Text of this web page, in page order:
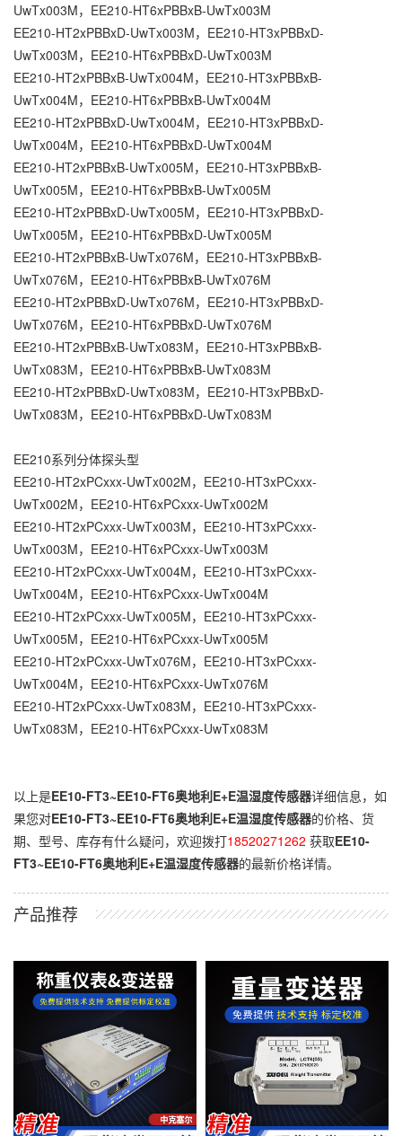
UwTx003M，EE210-HT6xPBBxB-UwTx003M
EE210-HT2xPBBxD-UwTx003M，EE210-HT3xPBBxD-
UwTx003M，EE210-HT6xPBBxD-UwTx003M
EE210-HT2xPBBxB-UwTx004M，EE210-HT3xPBBxB-
UwTx004M，EE210-HT6xPBBxB-UwTx004M
EE210-HT2xPBBxD-UwTx004M，EE210-HT3xPBBxD-
UwTx004M，EE210-HT6xPBBxD-UwTx004M
EE210-HT2xPBBxB-UwTx005M，EE210-HT3xPBBxB-
UwTx005M，EE210-HT6xPBBxB-UwTx005M
EE210-HT2xPBBxD-UwTx005M，EE210-HT3xPBBxD-
UwTx005M，EE210-HT6xPBBxD-UwTx005M
EE210-HT2xPBBxB-UwTx076M，EE210-HT3xPBBxB-
UwTx076M，EE210-HT6xPBBxB-UwTx076M
EE210-HT2xPBBxD-UwTx076M，EE210-HT3xPBBxD-
UwTx076M，EE210-HT6xPBBxD-UwTx076M
EE210-HT2xPBBxB-UwTx083M，EE210-HT3xPBBxB-
UwTx083M，EE210-HT6xPBBxB-UwTx083M
EE210-HT2xPBBxD-UwTx083M，EE210-HT3xPBBxD-
UwTx083M，EE210-HT6xPBBxD-UwTx083M
EE210系列分体探头型
EE210-HT2xPCxxx-UwTx002M，EE210-HT3xPCxxx-
UwTx002M，EE210-HT6xPCxxx-UwTx002M
EE210-HT2xPCxxx-UwTx003M，EE210-HT3xPCxxx-
UwTx003M，EE210-HT6xPCxxx-UwTx003M
EE210-HT2xPCxxx-UwTx004M，EE210-HT3xPCxxx-
UwTx004M，EE210-HT6xPCxxx-UwTx004M
EE210-HT2xPCxxx-UwTx005M，EE210-HT3xPCxxx-
UwTx005M，EE210-HT6xPCxxx-UwTx005M
EE210-HT2xPCxxx-UwTx076M，EE210-HT3xPCxxx-
UwTx004M，EE210-HT6xPCxxx-UwTx076M
EE210-HT2xPCxxx-UwTx083M，EE210-HT3xPCxxx-
UwTx083M，EE210-HT6xPCxxx-UwTx083M
以上是EE10-FT3~EE10-FT6奥地利E+E温湿度传感器详细信息，如
果您对EE10-FT3~EE10-FT6奥地利E+E温湿度传感器的价格、货
期、型号、库存有什么疑问，欢迎拨打18520271262 获取EE10-
FT3~EE10-FT6奥地利E+E温湿度传感器的最新价格详情。
产品推荐